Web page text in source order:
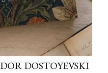
DOSTOYEVSKI